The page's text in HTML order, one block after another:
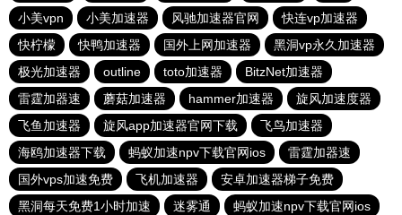
小美vpn
小美加速器 风驰加速器官网
快连vp加速器
快柠檬
快鸭加速器 国外上网加速器
黑洞vp永久加速器
极光加速器
outline toto加速器
BitzNet加速器
雷霆加器速
蘑菇加速器 hammer加速器
旋风加速度器
飞鱼加速器
旋风app加速器官网下载
飞鸟加速器
海鸥加速器下载
蚂蚁加速npv下载官网ios
雷霆加器速
国外vps加速免费
飞机加速器
安卓加速器梯子免费
黑洞每天免费1小时加速
迷雾通
蚂蚁加速npv下载官网ios